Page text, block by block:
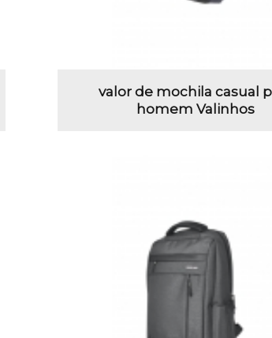
valor de mochila casual
homem Valinhos